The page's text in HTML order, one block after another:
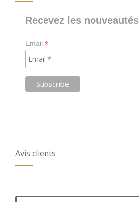
Recevez les nouveautés
Email*
Avis clients